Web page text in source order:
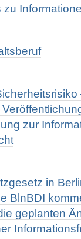
zur
in
BlnBDI
geplanten